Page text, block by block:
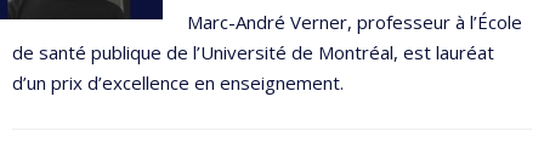
Marc-André Verner, professeur à l’École
de santé publique de l’Université de Montréal, est lauréat
d’un prix d’excellence en enseignement.